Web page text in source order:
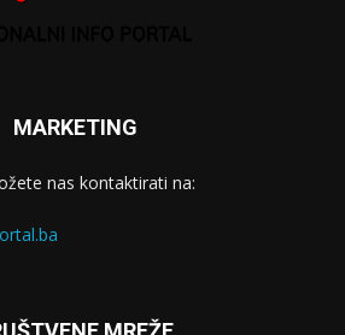
MARKETING
nas kontaktirati na: